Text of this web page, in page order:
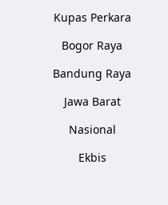
Kupas Perkara
Bogor Raya
Bandung Raya
Jawa Barat
Nasional
Ekbis